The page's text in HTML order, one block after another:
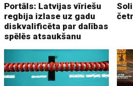
Portāls: Latvijas vīriešu
regbija izlase uz gadu
diskvalificēta par dalības
spēlēs atsaukšanu